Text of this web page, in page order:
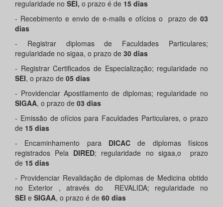
regularidade no SEI, o prazo é de 15 dias
- Recebimento e envio de e-mails e ofícios o
prazo de03
dias
- Registrar diplomas de Faculdades Particulares;
regularidade no sigaa, o prazo de 30 dias
- Registrar Certificados de Especialização; regularidade no
SEI, o prazo de 05 dias
- Providenciar Apostilamento de diplomas; regularidade no
SIGAA, o prazo de 03 dias
- Emissão de ofícios para Faculdades Particulares, o prazo
de 15 dias
- Encaminhamento para DICAC de diplomas físicos
registrados Pela DIRED; regularidade no sigaa,o prazo
de 15 dias
- Providenciar Revalidação de diplomas de Medicina obtido
no Exterior , através do REVALIDA; regularidade no
SEI e SIGAA, o prazo é de 60 dias